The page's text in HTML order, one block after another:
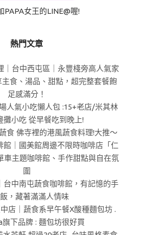
PAPA女王的LINE@喔!
熱門文章
｜台中西屯區｜永豐棧旁高人氣家
食、湯品、甜點，超完整套餐飽
足感滿分！
人氣小吃懶人包 :15+老店/米其林
攤小吃 從早餐吃到晚上!
食 佛寺裡的港風蔬食料理!大推～
館｜國美館周邊不限時咖啡店「仁
主題咖啡館、手作甜點與自在氛
圍
台中南屯蔬食咖啡館，有記憶的手
，藏著滿滿人情味
店｜蔬食系早午餐X酸種麵包坊 .
旗下品牌 : 麵包坊很好買